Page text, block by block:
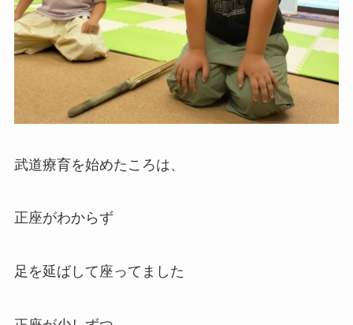
武道療育を始めたころは、
正座がわからず
足を延ばして座ってました